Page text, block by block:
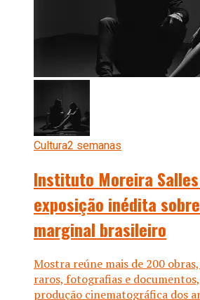
Cultura2 semanas
Instituto Moreira
exposição inédita
marginal brasileiro
Mostra reúne mais de 200
raros, fotografias e
produção cinematográfica dos